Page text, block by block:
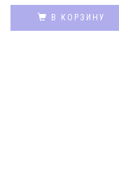
В КОРЗИНУ